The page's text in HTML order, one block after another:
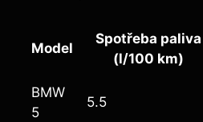
Model
Spotřeba paliva
(l/100 km)
BMW
5
5.5